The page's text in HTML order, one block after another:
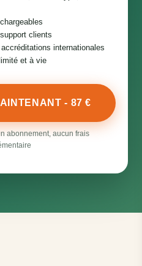
clients
internationales
et à vie
- 87 €
abonnement, aucun frais